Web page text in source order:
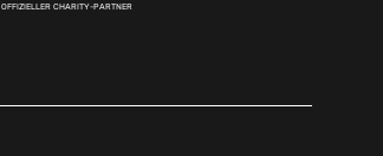
OFFIZIELLER CHARITY-PARTNER